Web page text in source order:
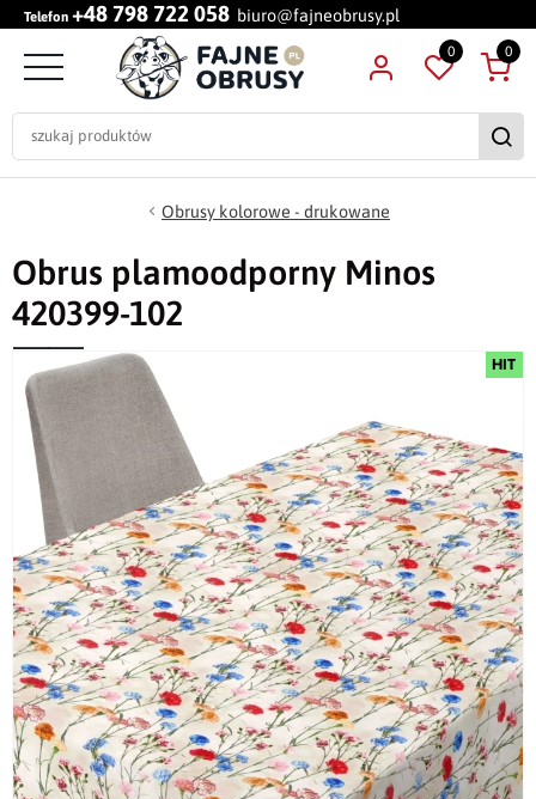
Telefon +48 798 722 058 biuro@fajneobrusy.pl
0 0
Obrusy kolorowe - drukowane
HIT
Obrus plamoodporny Minos
420399-102